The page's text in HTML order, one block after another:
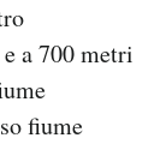
a 700 metri
fiume